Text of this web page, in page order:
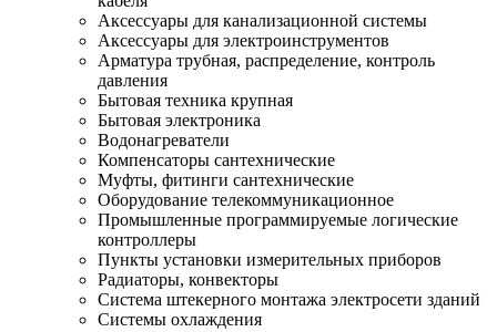
Аксессуары для канализационной системы
Аксессуары для электроинструментов
Арматура трубная, распределение, контроль
давления
Бытовая техника крупная
Бытовая электроника
Водонагреватели
Компенсаторы сантехнические
Муфты, фитинги сантехнические
Оборудование телекоммуникационное
Промышленные программируемые логические
контроллеры
Пункты установки измерительных приборов
Радиаторы, конвекторы
Система штекерного монтажа электросети зданий
Системы охлаждения